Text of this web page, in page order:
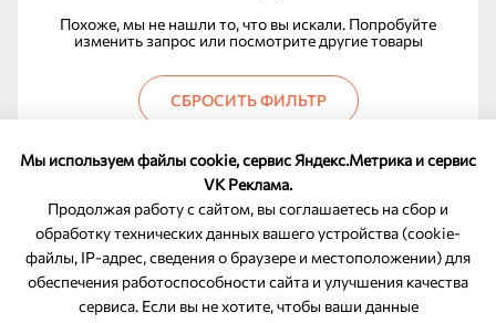
Мы используем файлы cookie, сервис Яндекс.Метрика и сервис
VK Реклама.
Продолжая работу с сайтом, вы соглашаетесь на сбор и
обработку технических данных вашего устройства (cookie-
файлы, IP-адрес, сведения о браузере и местоположении) для
обеспечения работоспособности сайта и улучшения качества
сервиса. Если вы не хотите, чтобы ваши данные
Похоже, мы не нашли то, что вы искали. Попробуйте
изменить запрос или посмотрите другие товары
СБРОСИТЬ ФИЛЬТР
ОБРАТНАЯ СВЯЗЬ
8-800-350-46-10